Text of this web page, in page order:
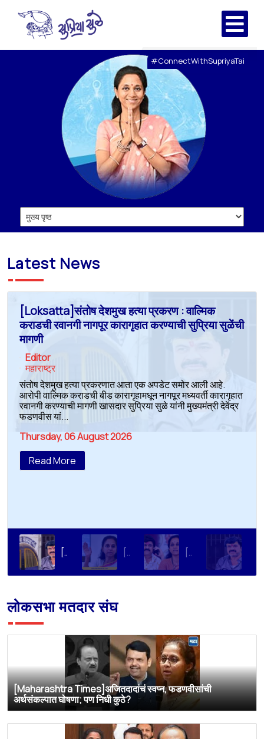
#ConnectWithSupriyaTai
Latest News
[Loksatta]संतोष देशमुख हत्या प्रकरण : वाल्मिक
कराडची रवानगी नागपूर कारागृहात करण्याची सुप्रिया सुळेंची
मागणी
Editor
महाराष्ट्र
संतोष देशमुख हत्या प्रकरणात आता एक अपडेट समोर आली आहे.
आरोपी वाल्मिक कराडची बीड कारागृहामधून नागपूर मध्यवर्ती कारागृहात
रवानगी करण्याची मागणी खासदार सुप्रिया सुळे यांनी मुख्यमंत्री देवेंद्र
फडणवीस यां...
Thursday, 06 August 2026
Read More
[Loksatta]संतोष देशमुख हत्या प्रकरण : वाल्मिक कराडची रवानगी नागपूर कारागृहात करण्याची सुप्रिया सुळेंची मागणी [Dainik Prabhat]‘वाल्मिक कराडला बीड कारागृहातून नागपूरला हलवा’; सुप्रिया सुळेंची मुख्यमंत्र्यांकडे मोठी मागणी [Deshonnati]वाल्मिक कराडला बीड कारागृहातून नागपूरला हलवणार? सुप्रिया सुळे यांची मुख्यमंत्र्यांकडे मोठी मागणी
लोकसभा मतदार संघ
[Maharashtra Times]अजितदादांचं स्वप्न, फडणवीसांची
अर्थसंकल्पात घोषणा; पण निधी कुठे?